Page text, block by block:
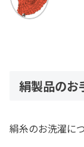
絹製品のお
絹糸のお洗濯に